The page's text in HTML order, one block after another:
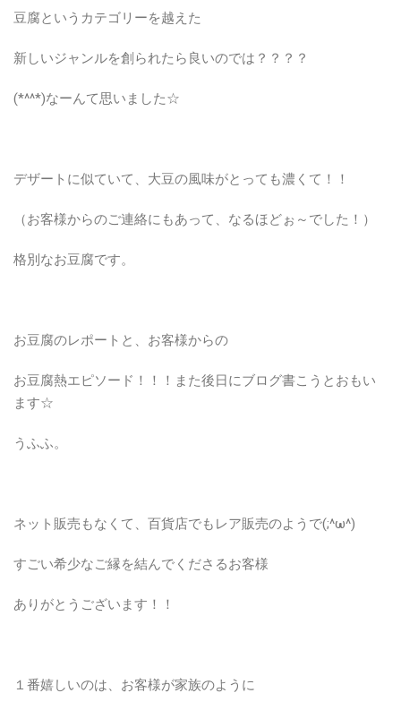
豆腐というカテゴリーを越えた
新しいジャンルを創られたら良いのでは？？？？
(*^^*)なーんて思いました☆
デザートに似ていて、大豆の風味がとっても濃くて！！
（お客様からのご連絡にもあって、なるほどぉ～でした！）
格別なお豆腐です。
お豆腐のレポートと、お客様からの
お豆腐熱エピソード！！！また後日にブログ書こうとおもい
ます☆
うふふ。
ネット販売もなくて、百貨店でもレア販売のようで(;^ω^)
すごい希少なご縁を結んでくださるお客様
ありがとうございます！！
１番嬉しいのは、お客様が家族のように